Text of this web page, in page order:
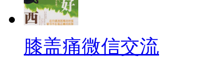
膝盖痛微信交流